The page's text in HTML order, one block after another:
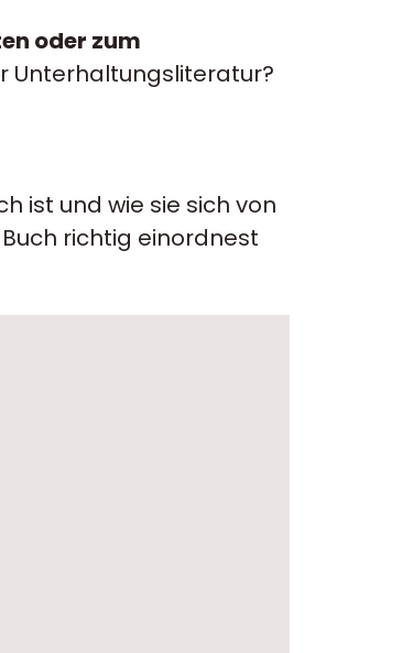
oder zum
Unterhaltungsliteratur?
ist und wie sie sich von
richtig einordnest